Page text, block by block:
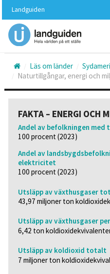
huvudinnehållet
Landguiden
Läs om länder
Naturtillgångar, energi och
FAKTA – ENERGI OCH
Andel av befolkningen
100 procent (2023)
Andel av
elektricitet
100 procent (2023)
Utsläpp av växthusgaser
43,97 miljoner ton
Utsläpp av växthusgaser
6,42 ton
Utsläpp av koldioxid totalt
7 miljoner ton